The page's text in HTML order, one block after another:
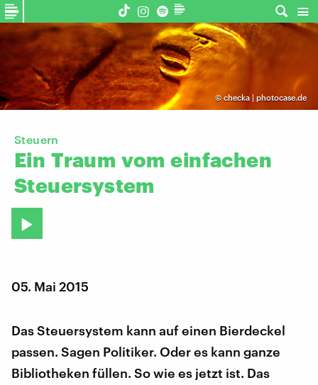
© checka | photocase.de
Steuern
Ein Traum vom einfachen
Steuersystem
05. Mai 2015
Das Steuersystem kann auf einen Bierdeckel
passen. Sagen Politiker. Oder es kann ganze
Bibliotheken füllen. So wie es jetzt ist. Das